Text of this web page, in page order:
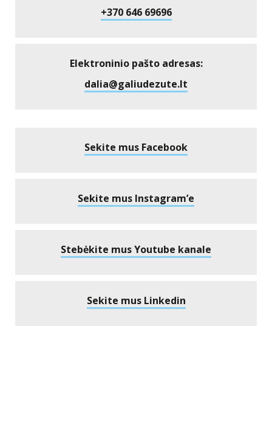
+370 646 69696
Elektroninio pašto adresas:
dalia@galiudezute.lt
Sekite mus Facebook
Sekite mus Instagram’e
Stebėkite mus Youtube kanale
Sekite mus Linkedin